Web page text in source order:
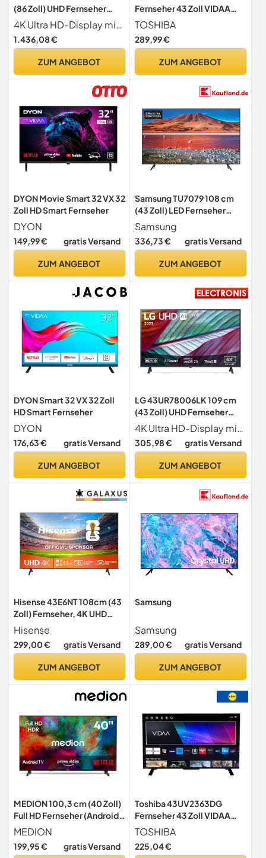
(86 Zoll) UHD Fernseher
(Active HDR, 120 Hz, Smart
TV) [Modelljahr 2023]
4K Ultra HD-Display mit Direct-LED; 218 cm (86 Zoll) Bildschirmdiagonale, Außenmaße (ohne Standfuß) 192,7 x 110,4 x 5,99 cm, VESA Norm 600 x 400 mm
1.436,08 €
ZUM ANGEBOT
Fernseher 43 Zoll VIDAA
Smart TV mit 4K UHD
Auflösung
TOSHIBA
289,99 €
ZUM ANGEBOT
DYON Movie Smart 32 VX 32
Zoll HD Smart Fernseher
DYON
149,99 € gratis Versand
ZUM ANGEBOT
Samsung TU7079 108 cm
(43 Zoll) LED Fernseher
(Ultra HD, HDR 10+, Triple
Tuner, Smart TV)
[Modelljahr 2020]
Samsung
336,73 € gratis Versand
ZUM ANGEBOT
DYON Smart 32 VX 32 Zoll
HD Smart Fernseher
DYON
176,63 € gratis Versand
ZUM ANGEBOT
LG 43UR78006LK 109 cm
(43 Zoll) UHD Fernseher
(Active HDR, 60 Hz, Smart
TV) [Modelljahr 2023]
4K Ultra HD-Display mit Direct-LED; 109 cm (43 Zoll) Bildschirmdiagonale
305,98 € gratis Versand
ZUM ANGEBOT
Hisense 43E6NT 108cm (43
Zoll) Fernseher, 4K UHD
Smart TV, Precision Colour,
HDR, Dolby Vision, 60Hz,
Triple Tuner DVB-
2.1, Bluetooth, Alexa Built-
Hisense
299,00 € gratis Versand
ZUM ANGEBOT
Samsung
Samsung
289,00 € gratis Versand
ZUM ANGEBOT
MEDION 100,3 cm (40 Zoll)
Full HD Fernseher (Android
TV, Smart TV, HDR, Prime
Video, PVR, Bluetooth, MD
840100)
MEDION
199,95 € gratis Versand
Toshiba 43UV2363DG
Fernseher 43 Zoll VIDAA
Smart TV mit 4K UHD
Auflösung
TOSHIBA
225,04 €